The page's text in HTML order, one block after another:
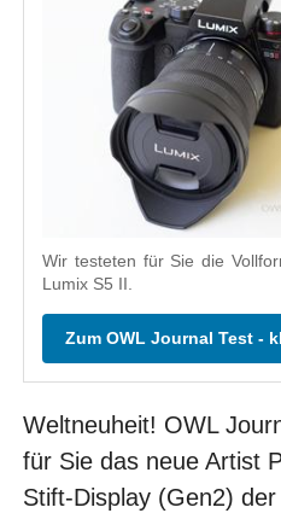
Wir testeten für Sie die
Lumix S5 II.
Zum OWL Journal Test -
Weltneuheit! OWL
für Sie das neue Artist
Stift-Display (Gen2)